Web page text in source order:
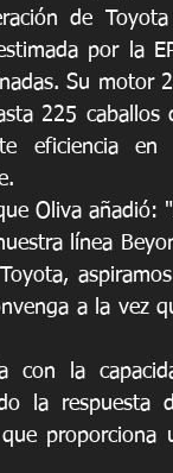
de
por la
Su motor
225 caballos
eficiencia en
Oliva añadió:
línea
a la vez
con la
la respuesta
proporciona